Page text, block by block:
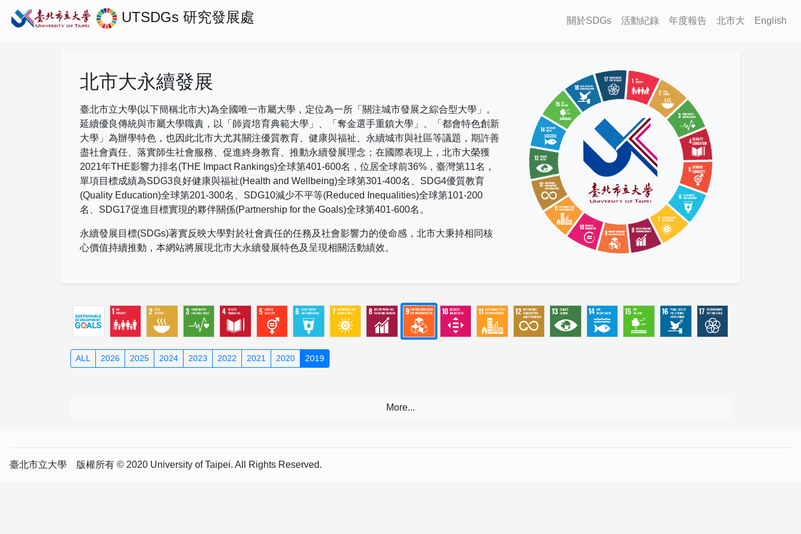
UTSDGs 研究發展處 關於SDGs 活動紀錄 年度報告 北市大 English
北市大永續發展
臺北市立大學(以下簡稱北市大)為全國唯一市屬大學，定位為一所「關注城市發展之綜合型大學」。
延續優良傳統與市屬大學職責，以「師資培育典範大學」、「奪金選手重鎮大學」、「都會特色創新
大學」為辦學特色，也因此北市大尤其關注優質教育、健康與福祉、永續城市與社區等議題，期許善
盡社會責任、落實師生社會服務、促進終身教育、推動永續發展理念；在國際表現上， 北市大榮獲
2021年THE影響力排名(THE Impact Rankings)全球第401-600名，位居全球前36% ，臺灣第11名，
單項目標成績為SDG3良好健康與福祉(Health and Wellbeing)全球第301-400名、 SDG4優質教育
(Quality Education)全球第201-300名、 SDG10減少不平等(Reduced Inequalities)全球第101-200
名、 SDG17促進目標實現的夥伴關係(Partnership for the Goals)全球第401-600名。
永續發展目標(SDGs)著實反映大學對於社會責任的任務及社會影響力的使命感，北市大秉持相同核
心價值持續推動，本網站將展現北市大永續發展特色及呈現相關活動績效。
ALL 2026 2025 2024 2023 2022 2021 2020 2019
臺北市立大學 版權所有 © 2020 University of Taipei. All Rights Reserved.